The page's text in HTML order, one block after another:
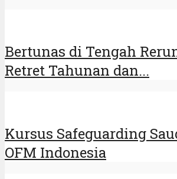
Bertunas di Tengah
Retret Tahunan dan...
Kursus Safeguarding
OFM Indonesia